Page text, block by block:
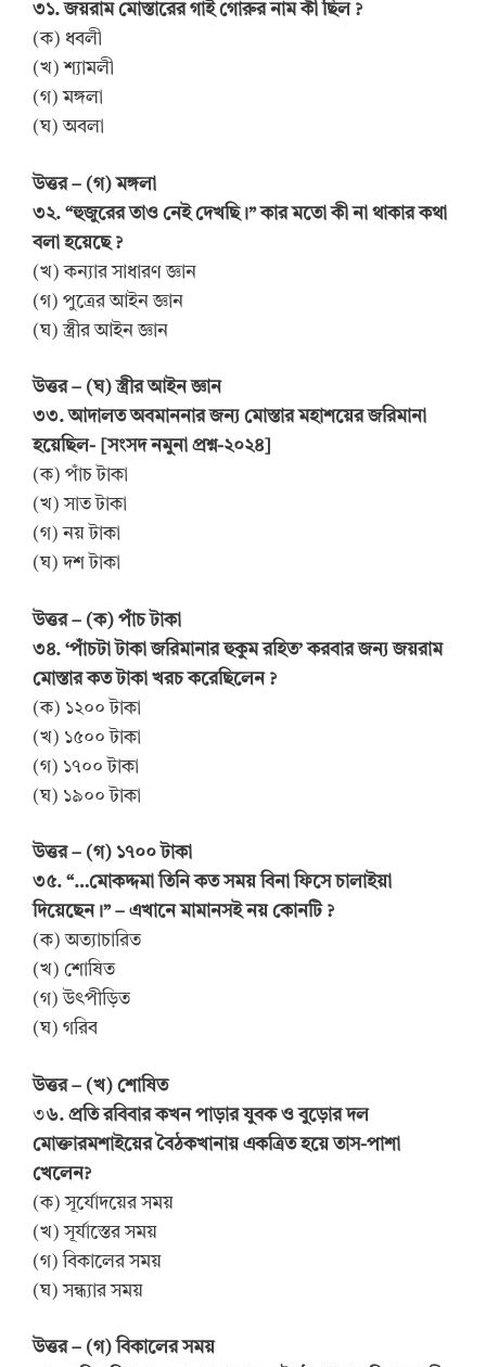
৩১. জয়রাম মোস্তারের গাই গোরুর নাম কী ছিল ?
(ক) ধবলী
(খ) শ্যামলী
(গ) মঙ্গলা
(ঘ) অবলা
উত্তর – (গ) মঙ্গলা
৩২. “হুজুরের তাও নেই দেখছি।” কার মতো কী না থাকার কথা
বলা হয়েছে ?
(খ) কন্যার সাধারণ জ্ঞান
(গ) পুত্রের আইন জ্ঞান
(ঘ) স্ত্রীর আইন জ্ঞান
উত্তর – (ঘ) স্ত্রীর আইন জ্ঞান
৩৩. আদালত অবমাননার জন্য মোস্তার মহাশয়ের জরিমানা
হয়েছিল- [সংসদ নমুনা প্রশ্ন-২০২৪]
(ক) পাঁচ টাকা
(খ) সাত টাকা
(গ) নয় টাকা
(ঘ) দশ টাকা
উত্তর – (ক) পাঁচ টাকা
৩৪. ‘পাঁচটা টাকা জরিমানার হুকুম রহিত’ করবার জন্য জয়রাম
মোস্তার কত টাকা খরচ করেছিলেন ?
(ক) ১২০০ টাকা
(খ) ১৫০০ টাকা
(গ) ১৭০০ টাকা
(ঘ) ১৯০০ টাকা
উত্তর – (গ) ১৭০০ টাকা
৩৫. “…মোকদ্দমা তিনি কত সময় বিনা ফিসে চালাইয়া
দিয়েছেন।” – এখানে মামানসই নয় কোনটি ?
(ক) অত্যাচারিত
(খ) শোষিত
(গ) উৎপীড়িত
(ঘ) গরিব
উত্তর – (খ) শোষিত
৩৬. প্রতি রবিবার কখন পাড়ার যুবক ও বুড়োর দল
মোক্তারমশাইয়ের বৈঠকখানায় একত্রিত হয়ে তাস-পাশা
খেলেন?
(ক) সূর্যোদয়ের সময়
(খ) সূর্যাস্তের সময়
(গ) বিকালের সময়
(ঘ) সন্ধ্যার সময়
উত্তর – (গ) বিকালের সময়